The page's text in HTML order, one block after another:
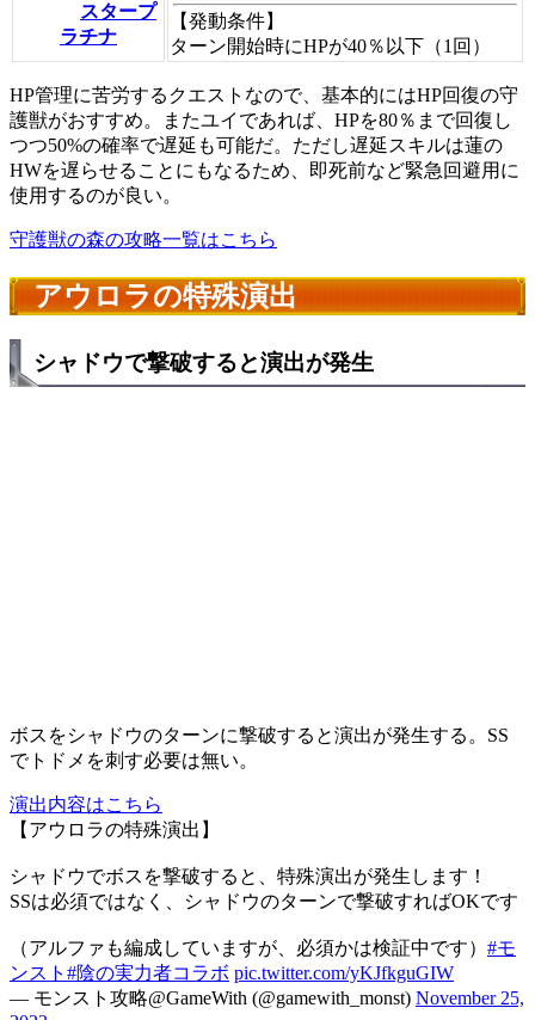
スタープ
ラチナ
【発動条件】
ターン開始時にHPが40％以下（1回）
HP管理に苦労するクエストなので、基本的にはHP回復の守
護獣がおすすめ。またユイであれば、HPを80％まで回復し
つつ50%の確率で遅延も可能だ。ただし遅延スキルは蓮の
HWを遅らせることにもなるため、即死前など緊急回避用に
使用するのが良い。
守護獣の森の攻略一覧はこちら
アウロラの特殊演出
シャドウで撃破すると演出が発生
ボスをシャドウのターンに撃破すると演出が発生する。SS
でトドメを刺す必要は無い。
演出内容はこちら
【アウロラの特殊演出】
シャドウでボスを撃破すると、特殊演出が発生します！
SSは必須ではなく、シャドウのターンで撃破すればOKです
（アルファも編成していますが、必須かは検証中です） #モ
ンスト #陰の実力者コラボ pic.twitter.com/yKJfkguGIW
— モンスト攻略@GameWith (@gamewith_monst) November 25,